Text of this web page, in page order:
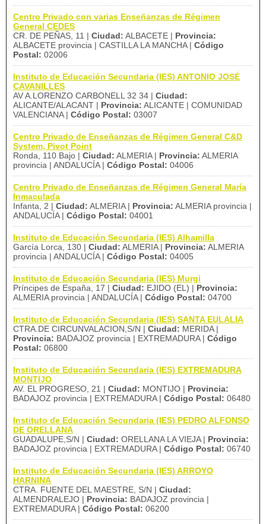
Centro Privado con varias Enseñanzas de Régimen
General CEDES
CR. DE PEÑAS, 11 | Ciudad: ALBACETE | Provincia:
ALBACETE provincia | CASTILLA LA MANCHA | Código
Postal: 02006
Instituto de Educación Secundaria (IES) ANTONIO JOSÉ
CAVANILLES
AV A.LORENZO CARBONELL 32 34 | Ciudad:
ALICANTE/ALACANT | Provincia: ALICANTE | COMUNIDAD
VALENCIANA | Código Postal: 03007
Centro Privado de Enseñanzas de Régimen General C&D
System, Pivot Point
Ronda, 110 Bajo | Ciudad: ALMERIA | Provincia: ALMERIA
provincia | ANDALUCÍA | Código Postal: 04006
Centro Privado de Enseñanzas de Régimen General María
Inmaculada
Infanta, 2 | Ciudad: ALMERIA | Provincia: ALMERIA provincia |
ANDALUCÍA | Código Postal: 04001
Instituto de Educación Secundaria (IES) Alhamilla
García Lorca, 130 | Ciudad: ALMERIA | Provincia: ALMERIA
provincia | ANDALUCÍA | Código Postal: 04005
Instituto de Educación Secundaria (IES) Murgi
Príncipes de España, 17 | Ciudad: EJIDO (EL) | Provincia:
ALMERIA provincia | ANDALUCÍA | Código Postal: 04700
Instituto de Educación Secundaria (IES) SANTA EULALIA
CTRA.DE CIRCUNVALACION,S/N | Ciudad: MERIDA |
Provincia: BADAJOZ provincia | EXTREMADURA | Código
Postal: 06800
Instituto de Educación Secundaria (IES) EXTREMADURA
MONTIJO
AV. EL PROGRESO, 21 | Ciudad: MONTIJO | Provincia:
BADAJOZ provincia | EXTREMADURA | Código Postal: 06480
Instituto de Educación Secundaria (IES) PEDRO ALFONSO
DE ORELLANA
GUADALUPE,S/N | Ciudad: ORELLANA LA VIEJA | Provincia:
BADAJOZ provincia | EXTREMADURA | Código Postal: 06740
Instituto de Educación Secundaria (IES) ARROYO
HARNINA
CTRA. FUENTE DEL MAESTRE, S/N | Ciudad:
ALMENDRALEJO | Provincia: BADAJOZ provincia |
EXTREMADURA | Código Postal: 06200